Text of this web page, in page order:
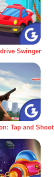
Swinger
Tap and Shoot